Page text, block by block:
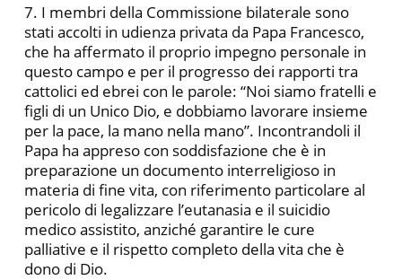
7. I membri della Commissione bilaterale sono
stati accolti in udienza privata da Papa Francesco,
che ha affermato il proprio impegno personale in
questo campo e per il progresso dei rapporti tra
cattolici ed ebrei con le parole: “Noi siamo fratelli e
figli di un Unico Dio, e dobbiamo lavorare insieme
per la pace, la mano nella mano”. Incontrandoli il
Papa ha appreso con soddisfazione che è in
preparazione un documento interreligioso in
materia di fine vita, con riferimento particolare al
pericolo di legalizzare l’eutanasia e il suicidio
medico assistito, anziché garantire le cure
palliative e il rispetto completo della vita che è
dono di Dio.